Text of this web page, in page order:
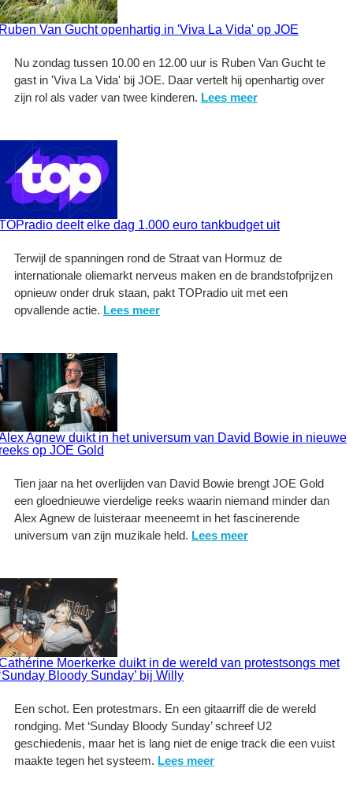
Van Gucht openhartig in 'Viva La Vida' op JOE
Nu zondag tussen 10.00 en 12.00 uur is Ruben Van Gucht te
gast in 'Viva La Vida' bij JOE. Daar vertelt hij openhartig over
zijn rol als vader van twee kinderen. Lees meer
deelt elke dag 1.000 euro tankbudget uit
Terwijl de spanningen rond de Straat van Hormuz de
internationale oliemarkt nerveus maken en de brandstofprijzen
opnieuw onder druk staan, pakt TOPradio uit met een
opvallende actie. Lees meer
Agnew duikt in het universum van David Bowie in nieuwe
op JOE Gold
Tien jaar na het overlijden van David Bowie brengt JOE Gold
een gloednieuwe vierdelige reeks waarin niemand minder dan
Alex Agnew de luisteraar meeneemt in het fascinerende
universum van zijn muzikale held. Lees meer
Moerkerke duikt in de wereld van protestsongs met
Bloody Sunday’ bij Willy
Een schot. Een protestmars. En een gitaarriff die de wereld
rondging. Met ‘Sunday Bloody Sunday’ schreef U2
geschiedenis, maar het is lang niet de enige track die een vuist
maakte tegen het systeem. Lees meer